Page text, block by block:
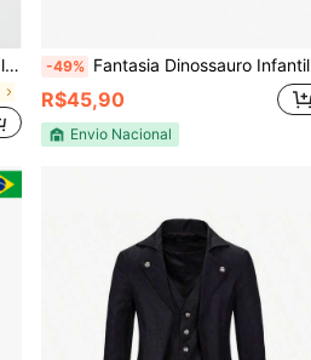
-49% Fantasia Dinossauro Infantil Menino
R$45,90
Envio Nacional